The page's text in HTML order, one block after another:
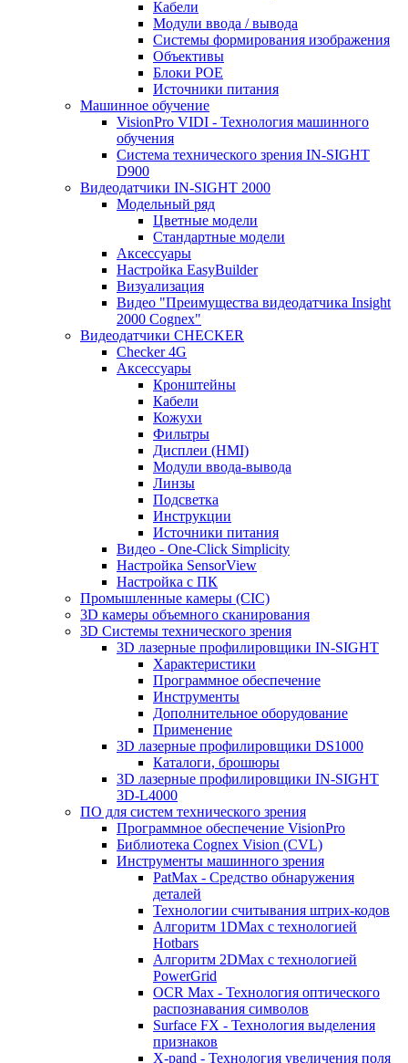
Кабели
Модули ввода / вывода
Системы формирования изображения
Объективы
Блоки POE
Источники питания
Машинное обучение
VisionPro VIDI - Технология машинного
обучения
Cистема технического зрения IN-SIGHT
D900
Видеодатчики IN-SIGHT 2000
Модельный ряд
Цветные модели
Стандартные модели
Аксессуары
Настройка EasyBuilder
Визуализация
Видео "Преимущества видеодатчика Insight
2000 Cognex"
Видеодатчики CHECKER
Checker 4G
Аксессуары
Кронштейны
Кабели
Кожухи
Фильтры
Дисплеи (HMI)
Модули ввода-вывода
Линзы
Подсветка
Инструкции
Источники питания
Видео - One-Click Simplicity
Настройка SensorView
Настройка с ПК
Промышленные камеры (CIC)
3D камеры объемного сканирования
3D Системы технического зрения
3D лазерные профилировщики IN-SIGHT
Характеристики
Программное обеспечение
Инструменты
Дополнительное оборудование
Применение
3D лазерные профилировщики DS1000
Каталоги, брошюры
3D лазерные профилировщики IN-SIGHT
3D-L4000
ПО для систем технического зрения
Программное обеспечение VisionPro
Библиотека Cognex Vision (CVL)
Инструменты машинного зрения
PatMax - Средство обнаружения
деталей
Технологии считывания штрих-кодов
Алгоритм 1DMax с технологией
Hotbars
Алгоритм 2DMax с технологией
PowerGrid
OCR Max - Технология оптического
распознавания символов
Surface FX - Технология выделения
признаков
X-pand - Технология увеличения поля